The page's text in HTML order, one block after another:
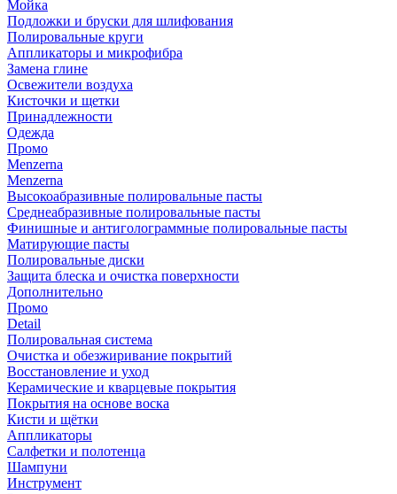
Мойка
Подложки и бруски для шлифования
Полировальные круги
Аппликаторы и микрофибра
Замена глине
Освежители воздуха
Кисточки и щетки
Принадлежности
Одежда
Промо
Menzerna
Menzerna
Высокоабразивные полировальные пасты
Среднеабразивные полировальные пасты
Финишные и антиголограммные полировальные пасты
Матирующие пасты
Полировальные диски
Защита блеска и очистка поверхности
Дополнительно
Промо
Detail
Полировальная система
Очистка и обезжиривание покрытий
Восстановление и уход
Керамические и кварцевые покрытия
Покрытия на основе воска
Кисти и щётки
Аппликаторы
Салфетки и полотенца
Шампуни
Инструмент